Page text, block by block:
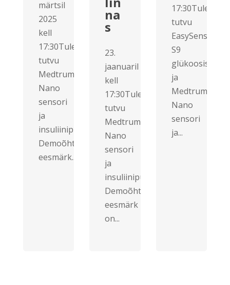
märtsil
2025
kell
17:30Tule
tutvu
Medtrum
Nano
sensori
ja
insuliinipumbaga!
Demoõhtu
eesmärk...
na
s
23.
jaanuaril
kell
17:30Tule
tutvu
Medtrum
Nano
sensori
ja
insuliinipumbaga!
Demoõhtu
eesmärk
on...
17:30Tule
tutvu
EasySense
S9
ja
Medtrum
Nano
sensori
ja...